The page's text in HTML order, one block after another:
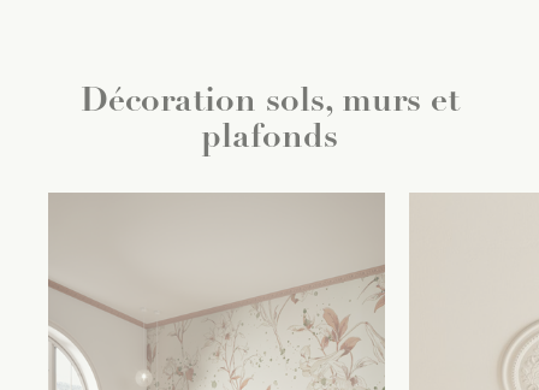
Décoration sols, murs et
plafonds